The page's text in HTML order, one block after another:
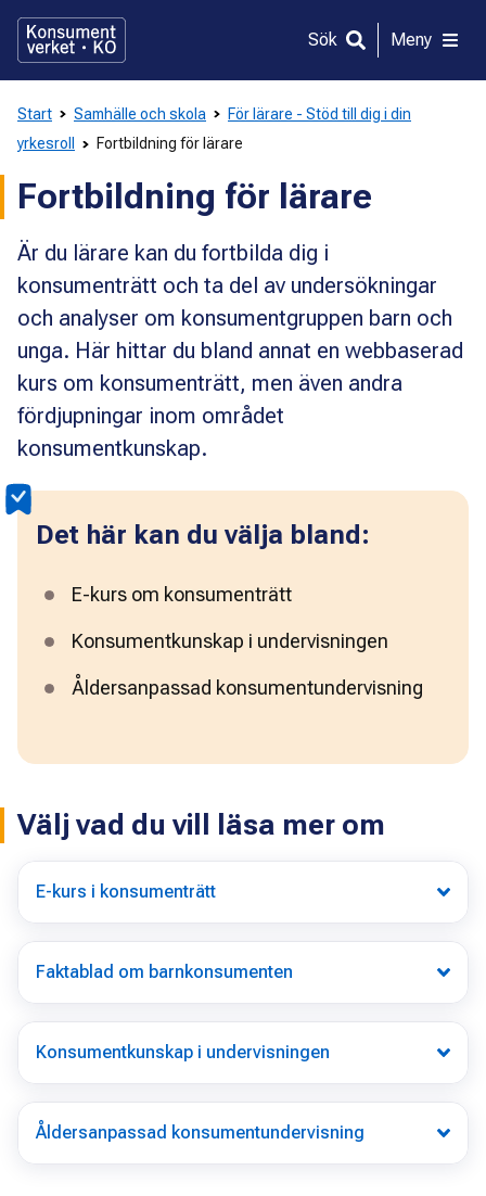
direkt
innehållet
Sök Meny
Start Samhälle och skola
För lärare - Stöd till dig i din
yrkesroll
Fortbildning för lärare
Fortbildning för lärare
Är du lärare kan du fortbilda dig i
konsumenträtt och ta del av undersökningar
och analyser om konsumentgruppen barn och
unga. Här hittar du bland annat en webbaserad
kurs om konsumenträtt, men även andra
fördjupningar inom området
konsumentkunskap.
Det här kan du välja bland:
E-kurs om konsumenträtt
Konsumentkunskap i undervisningen
Åldersanpassad konsumentundervisning
Välj vad du vill läsa mer om
E-kurs i konsumenträtt
Faktablad om barnkonsumenten
Konsumentkunskap i undervisningen
Åldersanpassad konsumentundervisning